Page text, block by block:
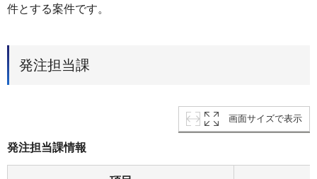
件とする案件です。
発注担当課
画面サイズで表示
発注担当課情報